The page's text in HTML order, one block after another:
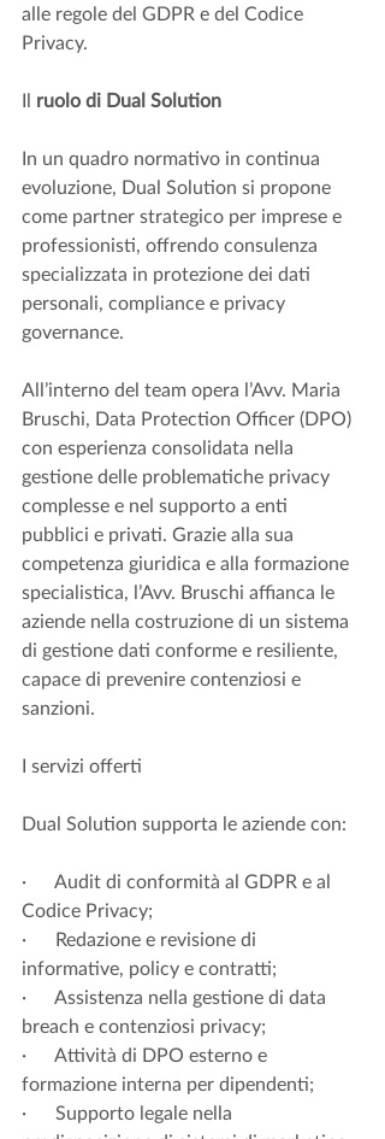
alle regole del GDPR e del Codice
Privacy.
Il ruolo di Dual Solution
In un quadro normativo in continua
evoluzione, Dual Solution si propone
come partner strategico per imprese e
professionisti, offrendo consulenza
specializzata in protezione dei dati
personali, compliance e privacy
governance.
All’interno del team opera l’Avv. Maria
Bruschi, Data Protection Officer (DPO)
con esperienza consolidata nella
gestione delle problematiche privacy
complesse e nel supporto a enti
pubblici e privati. Grazie alla sua
competenza giuridica e alla formazione
specialistica, l’Avv. Bruschi affianca le
aziende nella costruzione di un sistema
di gestione dati conforme e resiliente,
capace di prevenire contenziosi e
sanzioni.
I servizi offerti
Dual Solution supporta le aziende con:
·      Audit di conformità al GDPR e al
Codice Privacy;
·      Redazione e revisione di
informative, policy e contratti;
·      Assistenza nella gestione di data
breach e contenziosi privacy;
·      Attività di DPO esterno e
formazione interna per dipendenti;
·      Supporto legale nella